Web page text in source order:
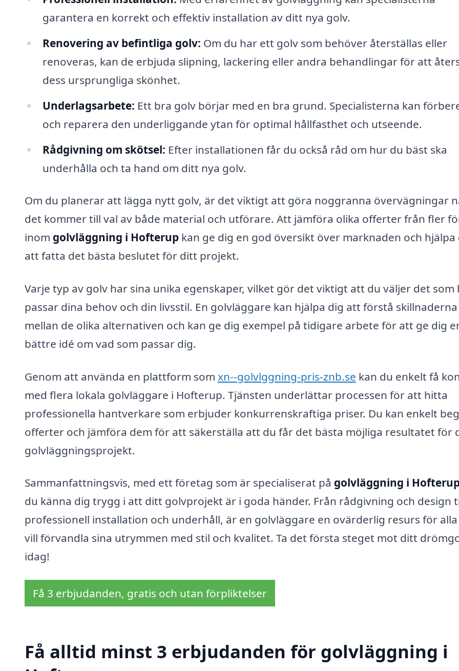
garantera en korrekt och effektiv installation av ditt nya golv.
Renovering av befintliga golv: Om du har ett golv som behöver återställas eller
renoveras, kan de erbjuda slipning, lackering eller andra behandlingar för att
dess ursprungliga skönhet.
Underlagsarbete: Ett bra golv börjar med en bra grund. Specialisterna kan
och reparera den underliggande ytan för optimal hållfasthet och utseende.
Rådgivning om skötsel: Efter installationen får du också råd om hur du bäst ska
underhålla och ta hand om ditt nya golv.
Om du planerar att lägga nytt golv, är det viktigt att göra noggranna övervägningar
det kommer till val av både material och utförare. Att jämföra olika offerter från fler
inom golvläggning i Hofterup kan ge dig en god översikt över marknaden och hjälpa
att fatta det bästa beslutet för ditt projekt.
Varje typ av golv har sina unika egenskaper, vilket gör det viktigt att du väljer det som
passar dina behov och din livsstil. En golvläggare kan hjälpa dig att förstå skillnaderna
mellan de olika alternativen och kan ge dig exempel på tidigare arbete för att ge dig
bättre idé om vad som passar dig.
Genom att använda en plattform som xn--golvlggning-pris-znb.se kan du enkelt få
med flera lokala golvläggare i Hofterup. Tjänsten underlättar processen för att hitta
professionella hantverkare som erbjuder konkurrenskraftiga priser. Du kan enkelt
offerter och jämföra dem för att säkerställa att du får det bästa möjliga resultatet för
golvläggningsprojekt.
Sammanfattningsvis, med ett företag som är specialiserat på golvläggning i
du känna dig trygg i att ditt golvprojekt är i goda händer. Från rådgivning och design
professionell installation och underhåll, är en golvläggare en ovärderlig resurs för
vill förvandla sina utrymmen med stil och kvalitet. Ta det första steget mot ditt
idag!
Få 3 erbjudanden, gratis och utan förpliktelser
Få alltid minst 3 erbjudanden för golvläggning i